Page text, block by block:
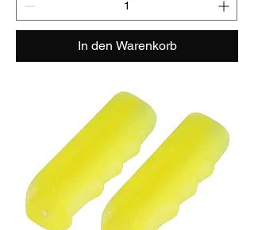
In den Warenkorb